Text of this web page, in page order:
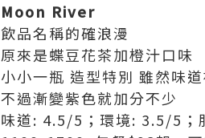
Moon River
飲品名稱的確浪漫
原來是蝶豆花茶加橙汁口味
小小一瓶 造型特別 雖然味
不過漸變紫色就加分不少
味道: 4.5/5；環境: 3.5/5